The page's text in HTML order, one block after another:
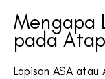
Mengapa
pada
Lapisan ASA